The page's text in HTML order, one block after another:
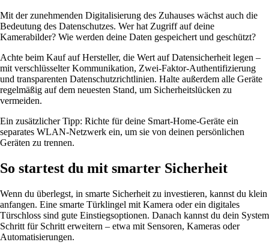
Mit der zunehmenden Digitalisierung des Zuhauses wächst auch die
Bedeutung des Datenschutzes. Wer hat Zugriff auf deine
Kamerabilder? Wie werden deine Daten gespeichert und geschützt?
Achte beim Kauf auf Hersteller, die Wert auf Datensicherheit legen –
mit verschlüsselter Kommunikation, Zwei-Faktor-Authentifizierung
und transparenten Datenschutzrichtlinien. Halte außerdem alle Geräte
regelmäßig auf dem neuesten Stand, um Sicherheitslücken zu
vermeiden.
Ein zusätzlicher Tipp: Richte für deine Smart-Home-Geräte ein
separates WLAN-Netzwerk ein, um sie von deinen persönlichen
Geräten zu trennen.
So startest du mit smarter Sicherheit
Wenn du überlegst, in smarte Sicherheit zu investieren, kannst du klein
anfangen. Eine smarte Türklingel mit Kamera oder ein digitales
Türschloss sind gute Einstiegsoptionen. Danach kannst du dein System
Schritt für Schritt erweitern – etwa mit Sensoren, Kameras oder
Automatisierungen.